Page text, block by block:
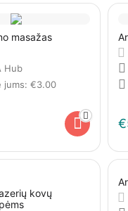
masažas
Hub
jums: €3.00
€
kovų